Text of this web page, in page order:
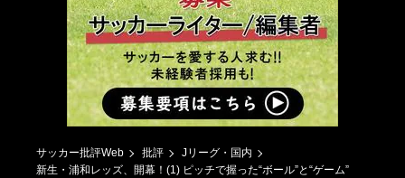
サッカー批評Web 批評
Jリーグ・国内
新生・浦和レッズ、開幕！(1) ピッチで握った“ボール”と“ゲーム”